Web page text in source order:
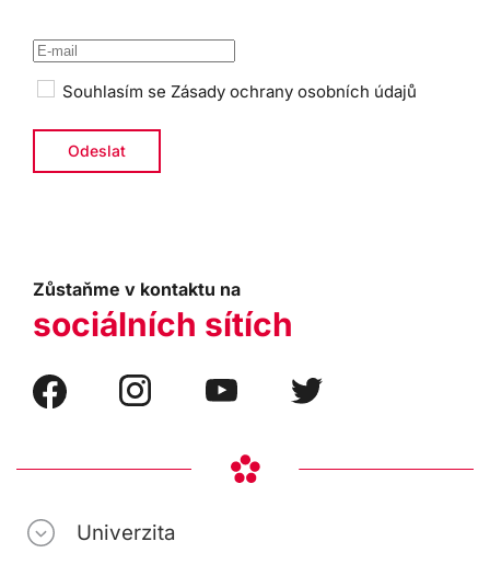
Souhlasím se Zásady ochrany osobních údajů
Zůstaňme v kontaktu na
sociálních sítích
Univerzita